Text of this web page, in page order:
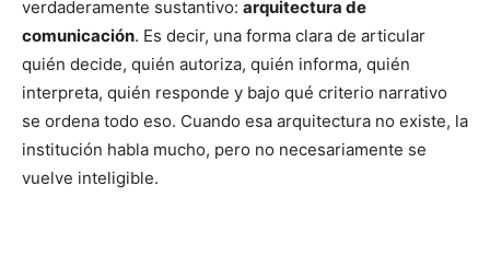
verdaderamente sustantivo: arquitectura de
comunicación. Es decir, una forma clara de articular
quién decide, quién autoriza, quién informa, quién
interpreta, quién responde y bajo qué criterio narrativo
se ordena todo eso. Cuando esa arquitectura no existe, la
institución habla mucho, pero no necesariamente se
vuelve inteligible.